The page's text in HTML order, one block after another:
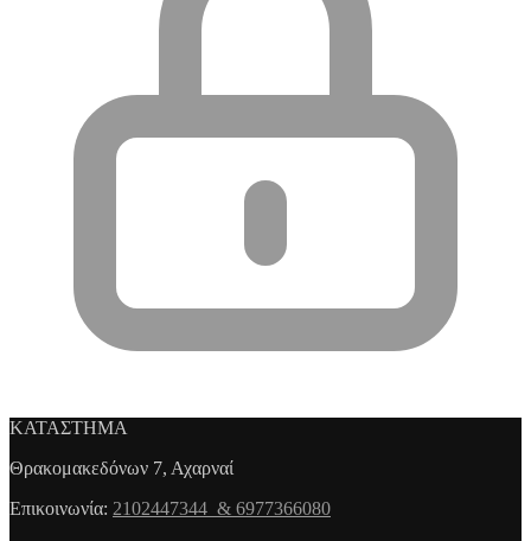
ΚΑΤΑΣΤΗΜΑ
Θρακομακεδόνων 7, Αχαρναί
Επικοινωνία: 2102447344 & 6977366080